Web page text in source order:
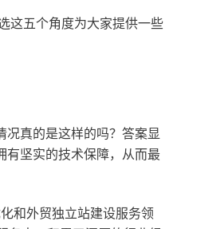
这五个角度为大家提供一些
真的是这样的吗？答案显
有坚实的技术保障，从而最
和外贸独立站建设服务领